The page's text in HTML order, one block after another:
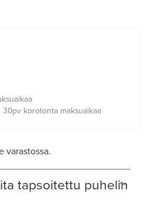
30pv korotonta maksuaikaa
varastossa.
tapsoitettu puhelin